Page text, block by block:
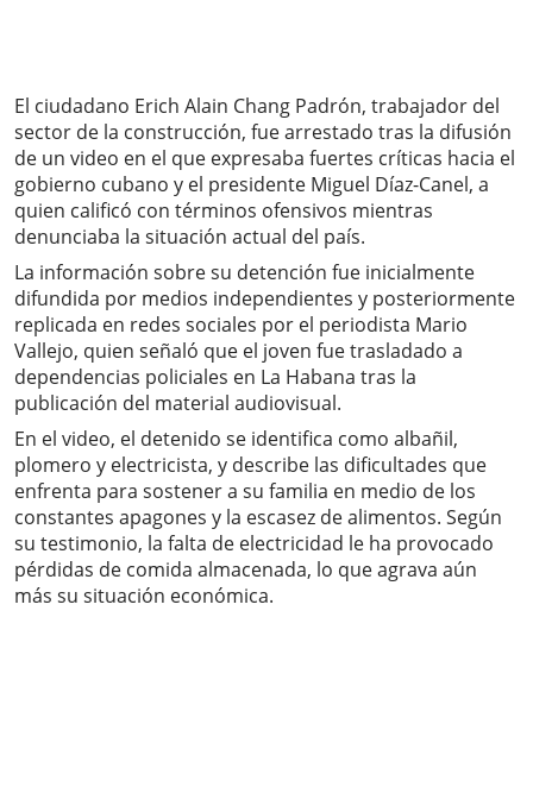
El ciudadano Erich Alain Chang Padrón, trabajador del
sector de la construcción, fue arrestado tras la difusión
de un video en el que expresaba fuertes críticas hacia el
gobierno cubano y el presidente Miguel Díaz-Canel, a
quien calificó con términos ofensivos mientras
denunciaba la situación actual del país.
La información sobre su detención fue inicialmente
difundida por medios independientes y posteriormente
replicada en redes sociales por el periodista Mario
Vallejo, quien señaló que el joven fue trasladado a
dependencias policiales en La Habana tras la
publicación del material audiovisual.
En el video, el detenido se identifica como albañil,
plomero y electricista, y describe las dificultades que
enfrenta para sostener a su familia en medio de los
constantes apagones y la escasez de alimentos. Según
su testimonio, la falta de electricidad le ha provocado
pérdidas de comida almacenada, lo que agrava aún
más su situación económica.